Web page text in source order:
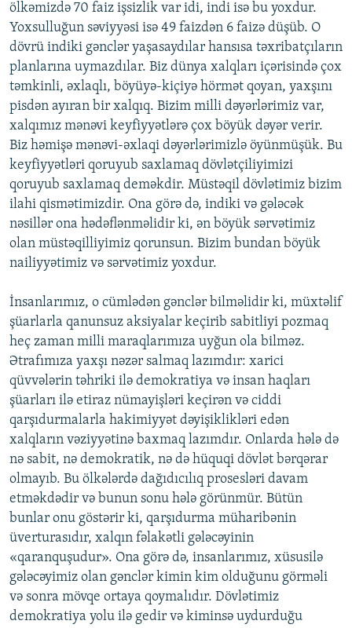
ölkəmizdə 70 faiz işsizlik var idi, indi isə bu yoxdur.
Yoxsulluğun səviyyəsi isə 49 faizdən 6 faizə düşüb. O
dövrü indiki gənclər yaşasaydılar hansısa təxribatçıların
planlarına uymazdılar. Biz dünya xalqları içərisində çox
təmkinli, əxlaqlı, böyüyə-kiçiyə hörmət qoyan, yaxşını
pisdən ayıran bir xalqıq. Bizim milli dəyərlərimiz var,
xalqımız mənəvi keyfiyyətlərə çox böyük dəyər verir.
Biz həmişə mənəvi-əxlaqi dəyərlərimizlə öyünmüşük. Bu
keyfiyyətləri qoruyub saxlamaq dövlətçiliyimizi
qoruyub saxlamaq deməkdir. Müstəqil dövlətimiz bizim
ilahi qismətimizdir. Ona görə də, indiki və gələcək
nəsillər ona hədəflənməlidir ki, ən böyük sərvətimiz
olan müstəqilliyimiz qorunsun. Bizim bundan böyük
nailiyyətimiz və sərvətimiz yoxdur.
İnsanlarımız, o cümlədən gənclər bilməlidir ki, müxtəlif
şüarlarla qanunsuz aksiyalar keçirib sabitliyi pozmaq
heç zaman milli maraqlarımıza uyğun ola bilməz.
Ətrafımıza yaxşı nəzər salmaq lazımdır: xarici
qüvvələrin təhriki ilə demokratiya və insan haqları
şüarları ilə etiraz nümayişləri keçirən və ciddi
qarşıdurmalarla hakimiyyət dəyişiklikləri edən
xalqların vəziyyətinə baxmaq lazımdır. Onlarda hələ də
nə sabit, nə demokratik, nə də hüquqi dövlət bərqərar
olmayıb. Bu ölkələrdə dağıdıcılıq prosesləri davam
etməkdədir və bunun sonu hələ görünmür. Bütün
bunlar onu göstərir ki, qarşıdurma müharibənin
üverturasıdır, xalqın fəlakətli gələcəyinin
«qaranquşudur». Ona görə də, insanlarımız, xüsusilə
gələcəyimiz olan gənclər kimin kim olduğunu görməli
və sonra mövqe ortaya qoymalıdır. Dövlətimiz
demokratiya yolu ilə gedir və kiminsə uydurduğu